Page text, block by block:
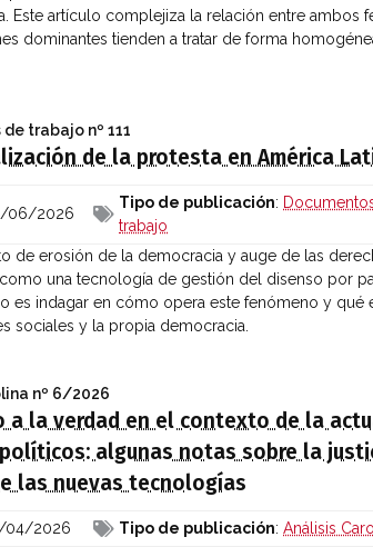
Este artículo complejiza la relación entre ambos
dominantes tienden a tratar de forma
de trabajo nº 111
de la protesta en América
06/2026
Tipo de publicación:
trabajo
de erosión de la democracia y auge de las
una tecnología de gestión del disenso por
es indagar en cómo opera este fenómeno y
sociales y la propia democracia.
nº 6/2026
a la verdad en el contexto de la
algunas notas sobre la
las nuevas tecnologías
04/2026 Tipo de publicación:Análisis